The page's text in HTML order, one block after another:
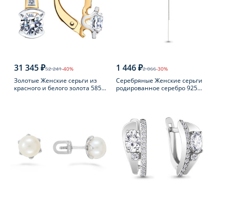
31 345 ₽52 241-40%
Золотые Женские серьги из
красного и белого золота 585
1 446 ₽2 066-30%
Серебряные Женские серьги
родированное серебро 925